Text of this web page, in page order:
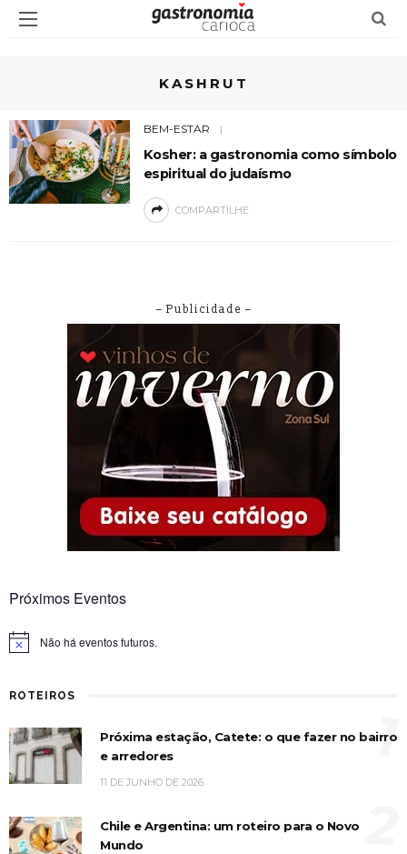
KASHRUT
BEM-ESTAR
Kosher: a gastronomia como símbolo
espiritual do judaísmo
COMPARTILHE
– Publicidade –
Próximos Eventos
Notice Não há eventos futuros.
ROTEIROS
Próxima estação, Catete: o que fazer no bairro
e arredores
11 DE JUNHO DE 2026
1
Chile e Argentina: um roteiro para o Novo
Mundo